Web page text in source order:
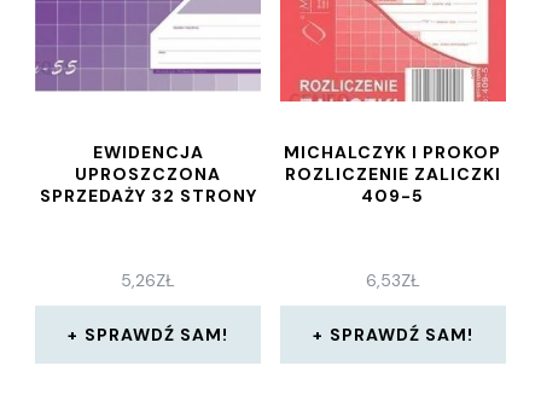
EWIDENCJA
UPROSZCZONA
SPRZEDAŻY 32 STRONY
5,26ZŁ
SPRAWDŹ SAM!
MICHALCZYK I PROKOP
ROZLICZENIE ZALICZKI
409-5
6,53ZŁ
SPRAWDŹ SAM!